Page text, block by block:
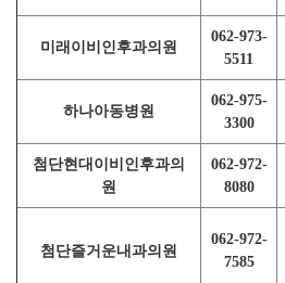
미래이비인후과의원
062-973-
5511
하나아동병원
062-975-
3300
첨단현대이비인후과의
원
062-972-
8080
첨단즐거운내과의원
062-972-
7585